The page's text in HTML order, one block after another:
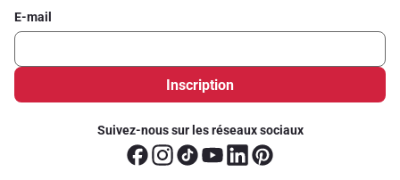
E-mail
Inscription
Suivez-nous sur les réseaux sociaux